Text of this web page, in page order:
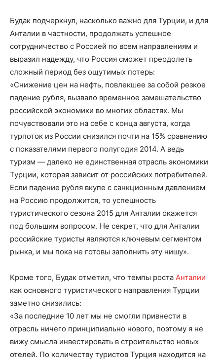
Будак подчеркнул, насколько важно для Турции, и для
Анталии в частности, продолжать успешное
сотрудничество с Россией по всем направлениям и
выразил надежду, что Россия сможет преодолеть
сложный период без ощутимых потерь:
«Снижение цен на нефть, повлекшее за собой резкое
падение рубля, вызвало временное замешательство
российской экономики во многих областях. Мы
почувствовали это на себе с конца августа, когда
турпоток из России снизился почти на 15% сравнению
с показателями первого полугодия 2014. А ведь
туризм — далеко не единственная отрасль экономики
Турции, которая зависит от российских потребителей.
Если падение рубля вкупе с санкционным давлением
на Россию продолжится, то успешность
туристического сезона 2015 для Анталии окажется
под большим вопросом. Не секрет, что для Анталии
российские туристы являются ключевым сегментом
рынка, и мы пока не готовы заполнить эту нишу».
Кроме того, Будак отметил, что темпы роста Анталии
как основного туристического направления Турции
заметно снизились:
«За последние 10 лет мы не смогли привнести в
отрасль ничего принципиально нового, поэтому я не
вижу смысла инвестировать в строительство новых
отелей. По количеству туристов Турция находится на